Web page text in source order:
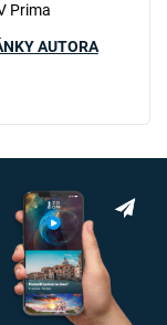
Prima
AUTORA